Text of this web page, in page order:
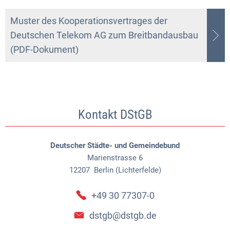
Muster des Kooperationsvertrages der
Deutschen Telekom AG zum Breitbandausbau
(PDF-Dokument)
Kontakt DStGB
Deutscher Städte- und Gemeindebund
Marienstrasse 6
12207 Berlin (Lichterfelde)
+49 30 77307-0
dstgb@dstgb.de